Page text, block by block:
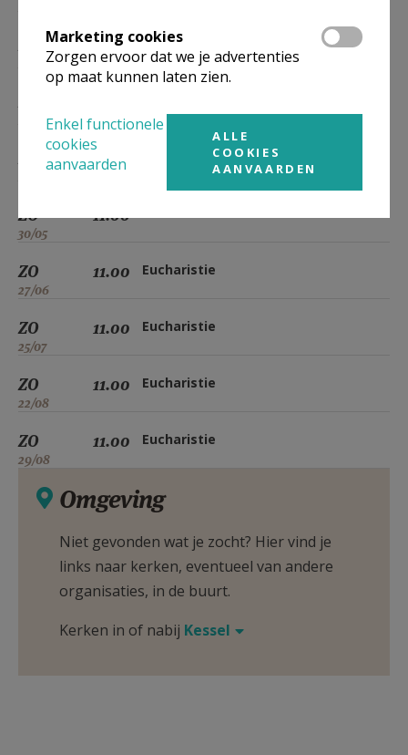
28/03
11.00 Eucharistie
25/04
11.00 Eucharistie
ZO
30/05
11.00
ZO
27/06
11.00 Eucharistie
ZO
25/07
11.00 Eucharistie
ZO
22/08
11.00 Eucharistie
ZO
29/08
11.00 Eucharistie
Omgeving
Niet gevonden wat je zocht? Hier vind je
links naar kerken, eventueel van andere
organisaties, in de buurt.
Kerken in of nabij Kessel
Marketing cookies
Zorgen ervoor dat we je advertenties
op maat kunnen laten zien.
Enkel functionele
cookies
aanvaarden
ALLE
COOKIES
AANVAARDEN